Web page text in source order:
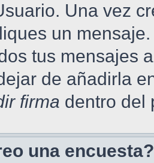
Una vez
un
tus mensajes
de añadirla
firma dentro del
una encuesta?